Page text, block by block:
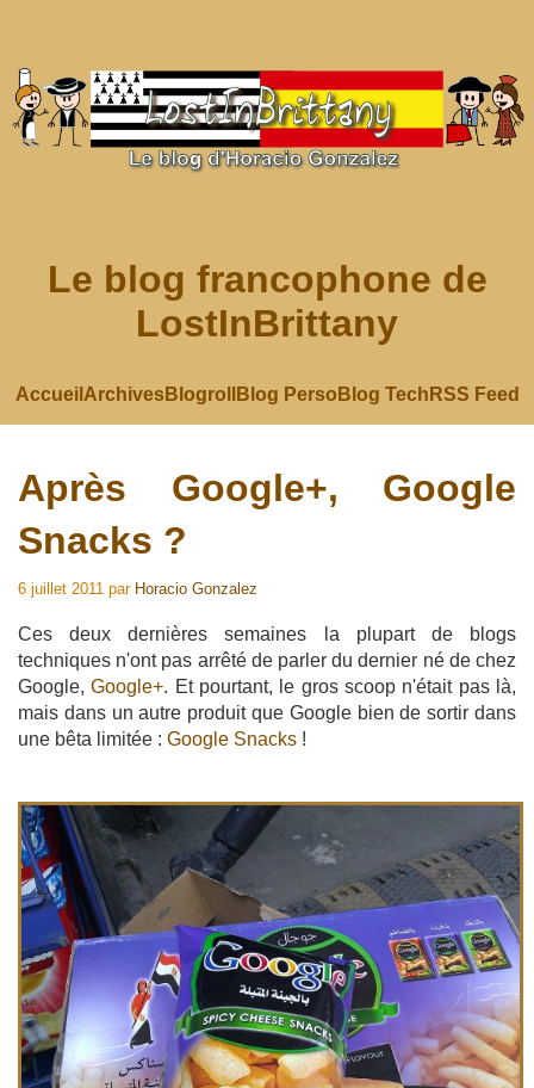
Le blog francophone de
LostInBrittany
Accueil ArchivesBlogroll Blog Perso Blog Tech RSS Feed
Après Google+, Google
Snacks ?
6 juillet 2011 par Horacio Gonzalez
Ces deux dernières semaines la plupart de blogs
techniques n'ont pas arrêté de parler du dernier né de chez
Google,Google+. Et pourtant, le gros scoop n'était pas là,
mais dans un autre produit que Google bien de sortir dans
une bêta limitée : Google Snacks !